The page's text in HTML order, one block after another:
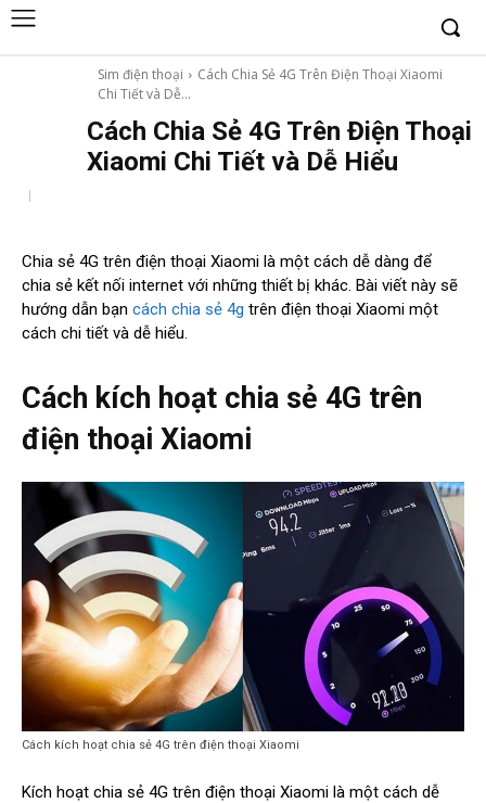
Sim điện thoại
Cách Chia Sẻ 4G Trên Điện Thoại Xiaomi
Chi Tiết và Dễ...
Cách Chia Sẻ 4G Trên Điện Thoại
Xiaomi Chi Tiết và Dễ Hiểu
Chia sẻ 4G trên điện thoại Xiaomi là một cách dễ dàng để
chia sẻ kết nối internet với những thiết bị khác. Bài viết này sẽ
hướng dẫn bạn cách chia sẻ 4g trên điện thoại Xiaomi một
cách chi tiết và dễ hiểu.
Cách kích hoạt chia sẻ 4G trên
điện thoại Xiaomi
Cách kích hoạt chia sẻ 4G trên điện thoại Xiaomi
Kích hoạt chia sẻ 4G trên điện thoại Xiaomi là một cách dễ